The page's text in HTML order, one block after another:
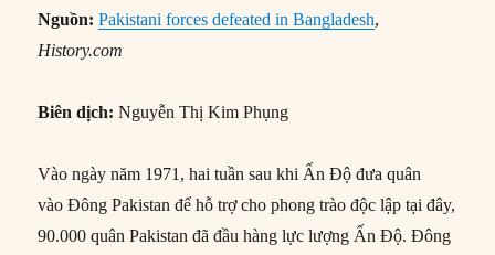
Nguồn: Pakistani forces defeated in Bangladesh,
History.com
Biên dịch: Nguyễn Thị Kim Phụng
Vào ngày năm 1971, hai tuần sau khi Ấn Độ đưa quân
vào Đông Pakistan để hỗ trợ cho phong trào độc lập tại đây,
90.000 quân Pakistan đã đầu hàng lực lượng Ấn Độ. Đông